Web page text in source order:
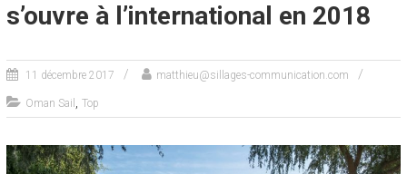
s’ouvre à l’international en 2018
11 décembre 2017 matthieu@sillages-communication.com
Oman Sail , Top